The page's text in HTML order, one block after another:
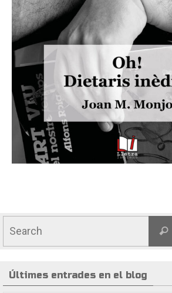
Últimes entrades en el blog
Crida a les lectores i lectors de Lletra Impresa